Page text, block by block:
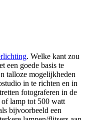
. Welke kant zou
een goede basis te
talloze mogelijkheden
in te richten en in
fotograferen in de
lamp tot 500 watt
bijvoorbeeld een